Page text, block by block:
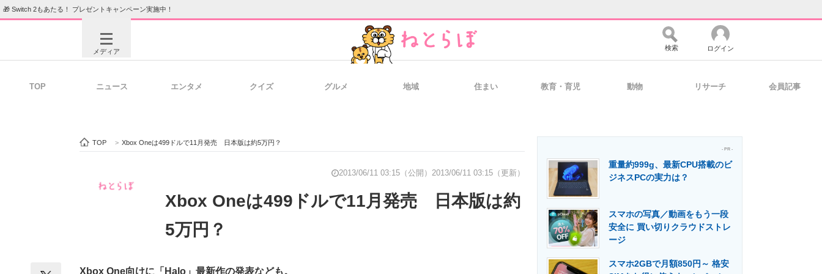
🎁 Switch 2もあたる！ プレゼントキャンペーン実施中！
メディア
経営リーダーのコミュニティ マーケ×ITの今がよく分かる
ITエンジニア向け専門サイト 製造業のIT導入・活用を支援
検索 ログイン
TOP ニュース エンタメ クイズ グルメ 地域 住まい 教育・育児 動物 リサーチ 会員記事
TOP > Xbox Oneは499ドルで11月発売 日本版は約5万円？
2013/06/11 03:15（公開） 2013/06/11 03:15（更新）
Xbox Oneは499ドルで11月発売 日本版は約
5万円？
Xbox One向けに「Halo」最新作の発表なども。
- PR -
重量約999g、最新CPU搭載のビ
ジネスPCの実力は？
スマホの写真／動画をもう一段
安全に 買い切りクラウドストレ
ージ
スマホ2GBで月額850円～ 格安